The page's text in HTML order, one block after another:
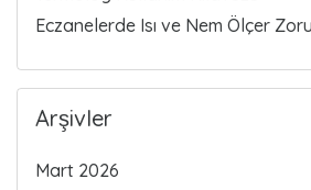
Eczanelerde Isı ve Nem Ölçer
Arşivler
Mart 2026